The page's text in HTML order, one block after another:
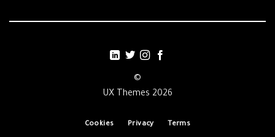
©
2026 UX Themes
Terms
Privacy
Cookies